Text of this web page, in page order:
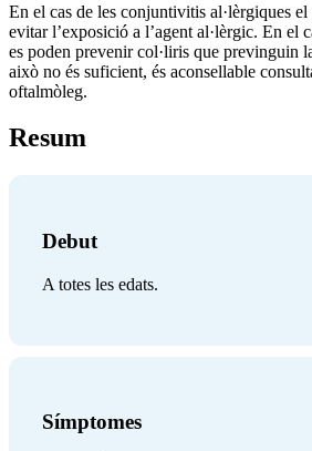
En el cas de les conjuntivitis al·lèrgiques el
evitar l’exposició a l’agent al·lèrgic. En el
es poden prevenir col·liris que previnguin
això no és suficient, és aconsellable
oftalmòleg.
Resum
Debut
A totes les edats.
Símptomes